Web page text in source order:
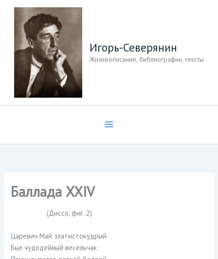
Перейти
содержимому
Игорь-Северянин
Жизнеописание, библиографии, тексты
Баллада XXIV
(Диссо, фиг. 2)
Царевич Май златистокудрый
Был чудодейный весельчак: